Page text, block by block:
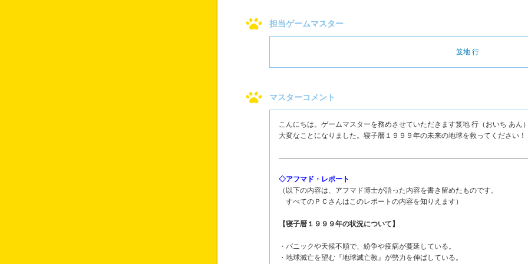
担当ゲームマスター
笈地 行
マスターコメント
こんにちは。ゲームマスターを務めさせていただきます笈地 行（おいち あん
大変なことになりました。寝子暦１９９９年の未来の地球を救ってください！
◇アフマド・レポート
（以下の内容は、アフマド博士が語った内容を書き留めたものです。
すべてのＰＣさんはこのレポートの内容を知りえます）
【寝子暦１９９９年の状況について】
・パニックや天候不順で、紛争や疫病が蔓延している。
・地球滅亡を望む『地球滅亡教』が勢力を伸ばしている。